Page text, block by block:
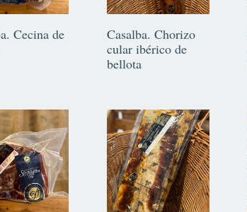
Cecina de
Casalba. Chorizo
cular ibérico de
bellota